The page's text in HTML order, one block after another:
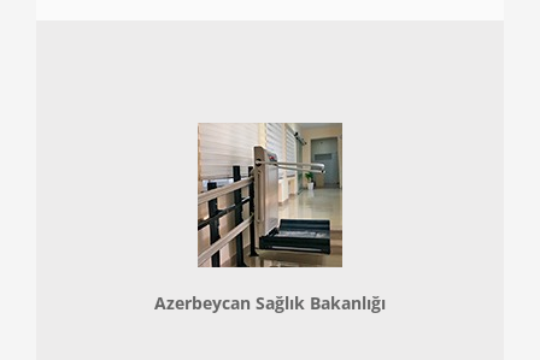
Azerbeycan Sağlık Bakanlığı